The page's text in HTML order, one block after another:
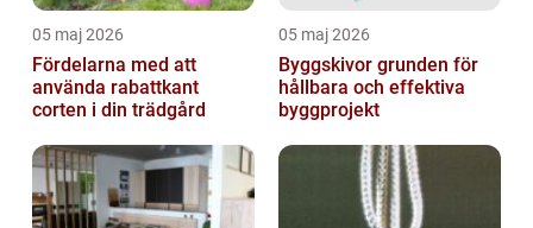
05 maj 2026
Fördelarna med att
använda rabattkant
corten i din trädgård
05 maj 2026
Byggskivor grunden för
hållbara och effektiva
byggprojekt